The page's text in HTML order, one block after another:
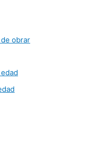
obrar